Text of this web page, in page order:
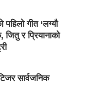
पहिलो गीत ‘लग्यौ
जितु र प्रियानाको
सार्वजनिक